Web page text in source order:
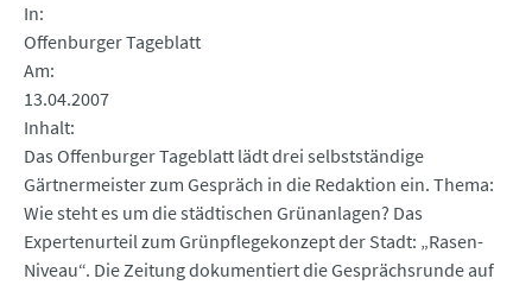
In
Offenburger Tageblatt
Am
13.04.2007
Inhalt
Das Offenburger Tageblatt lädt drei selbstständige
Gärtnermeister zum Gespräch in die Redaktion ein. Thema:
Wie steht es um die städtischen Grünanlagen? Das
Expertenurteil zum Grünpflegekonzept der Stadt: „Rasen-
Niveau“. Die Zeitung dokumentiert die Gesprächsrunde auf